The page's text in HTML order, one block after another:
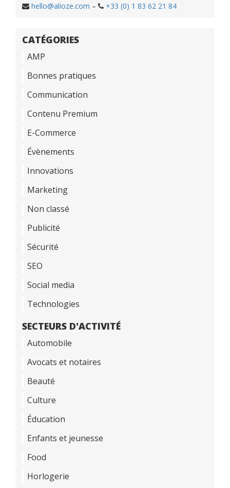
hello@alioze.com – +33 (0) 1 83 62 21 84
CATÉGORIES
AMP
Bonnes pratiques
Communication
Contenu Premium
E-Commerce
Évènements
Innovations
Marketing
Non classé
Publicité
Sécurité
SEO
Social media
Technologies
SECTEURS D'ACTIVITÉ
Automobile
Avocats et notaires
Beauté
Culture
Éducation
Enfants et jeunesse
Food
Horlogerie